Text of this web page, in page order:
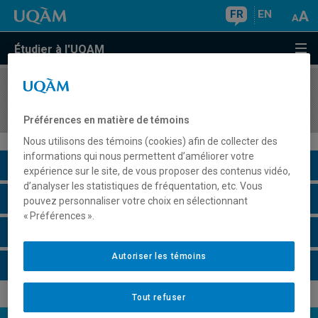
FR EN
Étudier à l'UQAM
COURS//
Description du cours
Horaire - Été 2026
Préférences en matière de témoins
Nous utilisons des témoins (cookies) afin de collecter des
informations qui nous permettent d’améliorer votre
expérience sur le site, de vous proposer des contenus vidéo,
d’analyser les statistiques de fréquentation, etc. Vous
pouvez personnaliser votre choix en sélectionnant
« Préférences ».
Tout refuser
Autoriser les témoins